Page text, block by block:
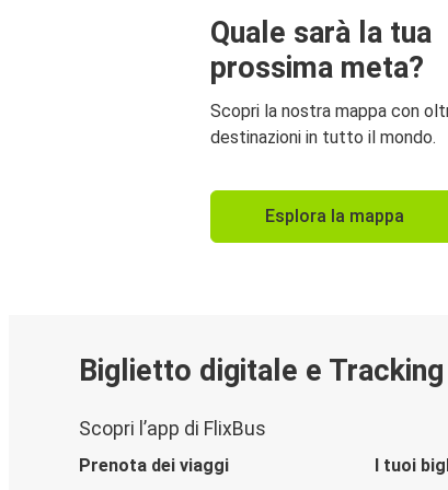
Quale sarà la tua
prossima meta?
Scopri la nostra mappa con
destinazioni in tutto il mondo.
Esplora la mappa
Biglietto digitale e
Scopri l’app di FlixBus
Prenota dei viaggi I tuoi